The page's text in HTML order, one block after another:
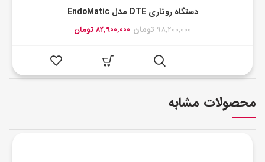
دستگاه روتاری DTE مدل EndoMatic
۹۸,۲۰۰,۰۰۰تومان قیمت
۸۲,۹۰۰,۰۰۰تومان
محصولات مشابه